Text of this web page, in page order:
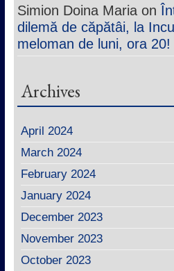
Simion Doina Mariaon
dilemă de căpătâi, la
meloman de luni, ora 20!
Archives
April 2024
March 2024
February 2024
January 2024
December 2023
November 2023
October 2023